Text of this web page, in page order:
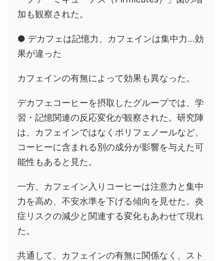
加も観察された。
● デカフェは記憶力、カフェインは集中力…効
果が違った
カフェインの有無によって効果も異なった。
デカフェコーヒーを摂取したグループでは、学
習・記憶関連の反応変化が観察された。研究陣
は、カフェインではなくポリフェノールなど、
コーヒーに含まれる別の成分が影響を与えた可
能性もあると見た。
一方、カフェイン入りコーヒーは注意力と集中
力を高め、不安水準を下げる傾向を見せた。炎
症リスクの減少と関連する変化もあわせて現れ
た。
共通して、カフェインの有無に関係なく、スト